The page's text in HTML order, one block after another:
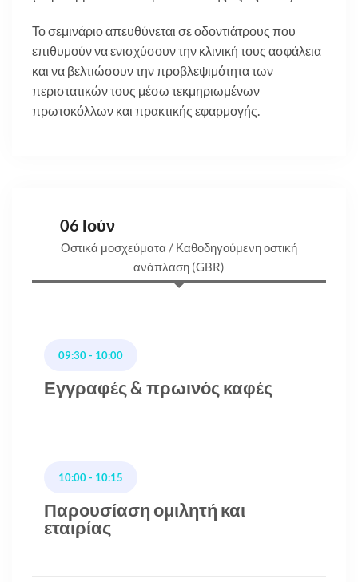
Το σεμινάριο απευθύνεται σε οδοντιάτρους που
επιθυμούν να ενισχύσουν την κλινική τους ασφάλεια
και να βελτιώσουν την προβλεψιμότητα των
περιστατικών τους μέσω τεκμηριωμένων
πρωτοκόλλων και πρακτικής εφαρμογής.
06 Ιούν
Οστικά μοσχεύματα / Καθοδηγούμενη οστική
ανάπλαση (GBR)
09:30 - 10:00
Εγγραφές & πρωινός καφές
10:00 - 10:15
Παρουσίαση ομιλητή και
εταιρίας